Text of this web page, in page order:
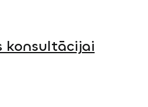
konsultācijai